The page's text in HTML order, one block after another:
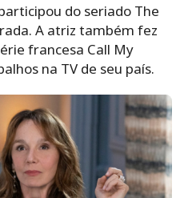
do seriado The
A atriz também fez
francesa Call My
na TV de seu país.